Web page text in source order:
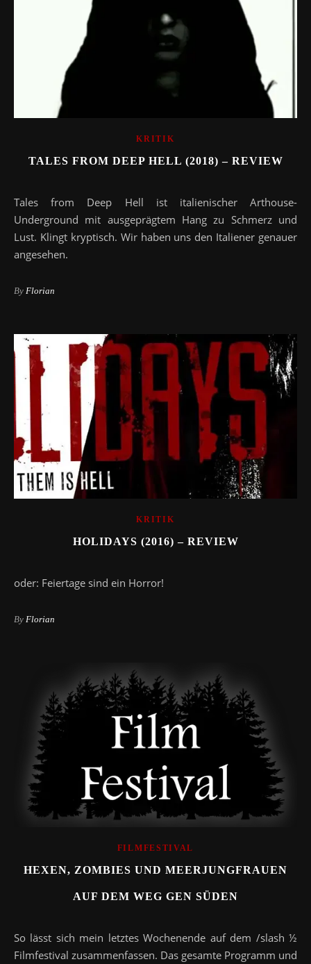
KRITIK
TALES FROM DEEP HELL (2018) – REVIEW
Tales from Deep Hell ist italienischer Arthouse-
Underground mit ausgeprägtem Hang zu Schmerz und
Lust. Klingt kryptisch. Wir haben uns den Italiener genauer
angesehen.
By Florian
KRITIK
HOLIDAYS (2016) – REVIEW
oder: Feiertage sind ein Horror!
By Florian
FILMFESTIVAL
HEXEN, ZOMBIES UND MEERJUNGFRAUEN
AUF DEM WEG GEN SÜDEN
So lässt sich mein letztes Wochenende auf dem /slash ½
Filmfestival zusammenfassen. Das gesamte Programm und